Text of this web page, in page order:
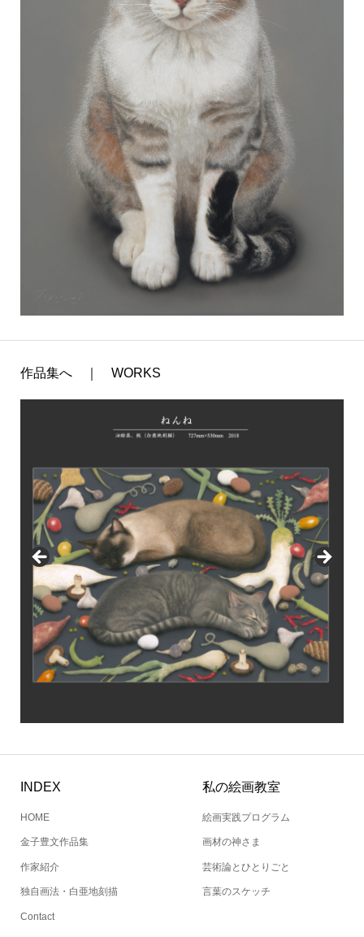
作品集へ ｜ WORKS
INDEX
HOME
金子豊文作品集
作家紹介
独自画法・白亜地刻描
Contact
私の絵画教室
絵画実践プログラム
画材の神さま
芸術論とひとりごと
言葉のスケッチ